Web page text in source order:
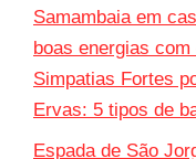
Samambaia em
boas energias
Simpatias Fortes
Ervas: 5 tipos de
Espada de São